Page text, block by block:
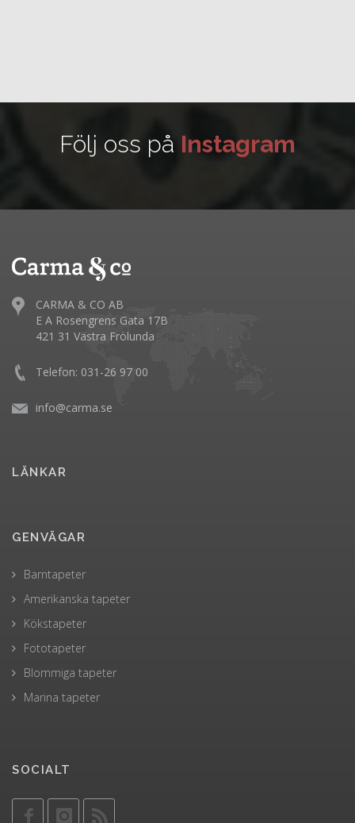
Följ oss på Instagram
CARMA & CO AB
E A Rosengrens Gata 17B
421 31 Västra Frölunda
Telefon: 031-26 97 00
info@carma.se
LÄNKAR
GENVÄGAR
Barntapeter
Amerikanska tapeter
Kökstapeter
Fototapeter
Blommiga tapeter
Marina tapeter
SOCIALT